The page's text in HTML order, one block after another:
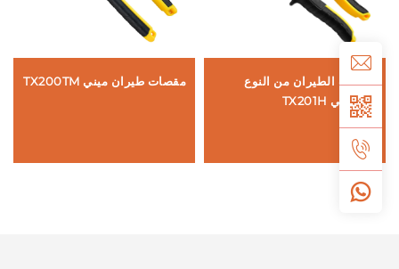
مقصات الطيران من النوع
الأمريكي TX201H
مقصات طيران ميني TX200TM